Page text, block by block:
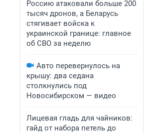
Россию атаковали больше 200
тысяч дронов, а Беларусь
стягивает войска к
украинской границе: главное
об СВО за неделю
Авто перевернулось на
крышу: два седана
столкнулись под
Новосибирском — видео
Лицевая гладь для чайников:
гайд от набора петель до